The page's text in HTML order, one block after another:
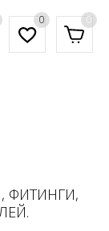
0 0
ФИТИНГИ,